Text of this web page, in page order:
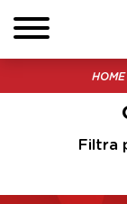
HOME
Filtra